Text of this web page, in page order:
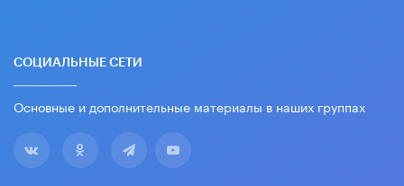
СОЦИАЛЬНЫЕ СЕТИ
Основные и дополнительные материалы в наших группах